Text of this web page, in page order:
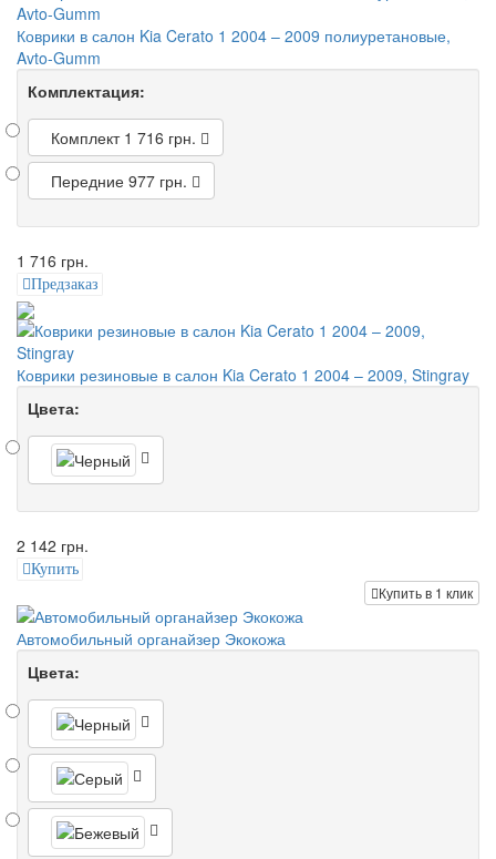
Коврики в салон Kia Cerato 1 2004 – 2009 полиуретановые,
Avto-Gumm
Комплектация:
Комплект 1 716 грн.
Передние 977 грн.
1 716 грн.
Предзаказ
Коврики резиновые в салон Kia Cerato 1 2004 – 2009, Stingray
Цвета:
2 142 грн.
Купить
Купить в 1 клик
Автомобильный органайзер Экокожа
Цвета: